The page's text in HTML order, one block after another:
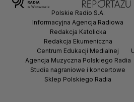
Polskie Radio S.A.
Informacyjna Agencja Radiowa
Redakcja Katolicka
Redakcja Ekumeniczna
Centrum Edukacji Medialnej
Agencja Muzyczna Polskiego Radia
Studia nagraniowe i koncertowe
Sklep Polskiego Radia